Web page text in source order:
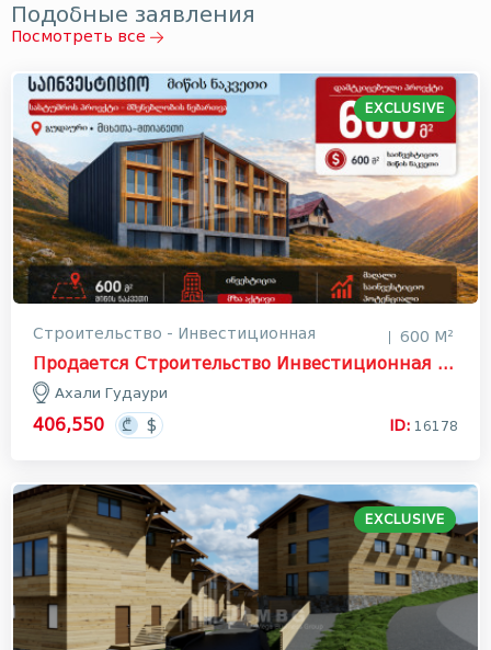
Подобные заявления
Посмотреть все
EXCLUSIVE
Строительство - Инвестиционная 600 М²
Продается Строительство Инвестиционная Земля В Ахали Гудаури, Казбеги
Ахали Гудаури
406,550 ID: 16178
EXCLUSIVE